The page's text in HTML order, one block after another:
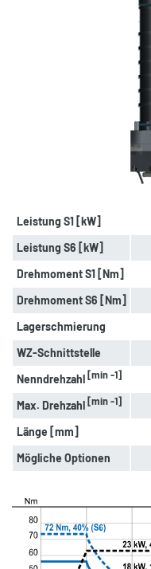
Leistung S1 [kW]
Leistung S6 [kW]
Drehmoment S1 [Nm]
Drehmoment S6 [Nm]
Lagerschmierung
WZ-Schnittstelle
Nenndrehzahl[min -1]
Max. Drehzahl[min -1]
Länge [mm]
Mögliche Optionen